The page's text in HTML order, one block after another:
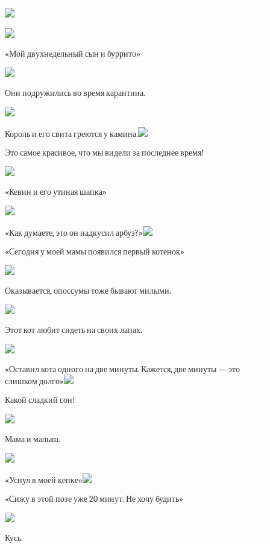
«Мой двухнедельный сын и буррито»
Они подружились во время карантина.
Король и его свита греются у камина.
Это самое красивое, что мы видели за последнее время!
«Кевин и его утиная шапка»
«Как думаете, это он надкусил арбуз?»
«Сегодня у моей мамы появился первый котенок»
Оказывается, опоссумы тоже бывают милыми.
Этот кот любит сидеть на своих лапах.
«Оставил кота одного на две минуты. Кажется, две минуты — это
слишком долго»
Какой сладкий сон!
Мама и малыш.
«Уснул в моей кепке»
«Сижу в этой позе уже 20 минут. Не хочу будить»
Кусь.